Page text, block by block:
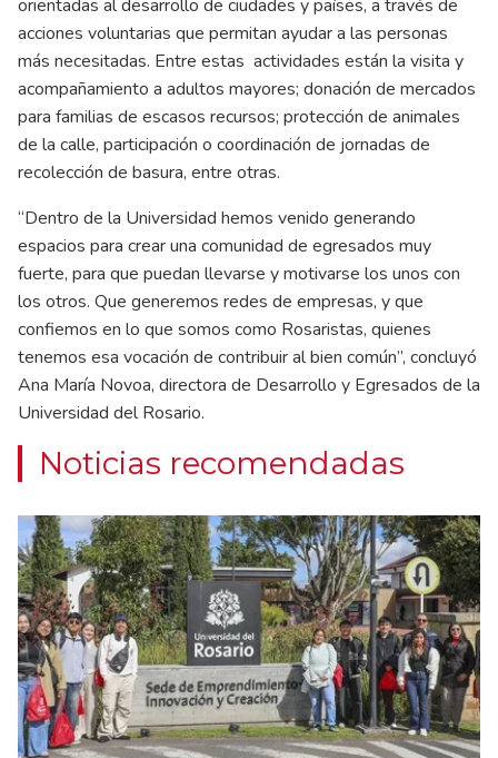
orientadas al desarrollo de ciudades y países, a través de
acciones voluntarias que permitan ayudar a las personas
más necesitadas. Entre estas actividades están la visita y
acompañamiento a adultos mayores; donación de mercados
para familias de escasos recursos; protección de animales
de la calle, participación o coordinación de jornadas de
recolección de basura, entre otras.
“Dentro de la Universidad hemos venido generando
espacios para crear una comunidad de egresados muy
fuerte, para que puedan llevarse y motivarse los unos con
los otros. Que generemos redes de empresas, y que
confiemos en lo que somos como Rosaristas, quienes
tenemos esa vocación de contribuir al bien común”, concluyó
Ana María Novoa, directora de Desarrollo y Egresados de la
Universidad del Rosario.
Noticias recomendadas